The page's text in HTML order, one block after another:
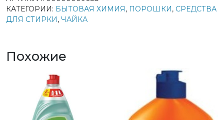
КАТЕГОРИИ: БЫТОВАЯ ХИМИЯ, ПОРОШКИ, СРЕДСТВА
ДЛЯ СТИРКИ, ЧАЙКА
Похожие